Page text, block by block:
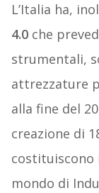
L’Italia ha,
4.0 che
strumentali,
attrezzature
alla fine del
creazione di
costituiscono
mondo di